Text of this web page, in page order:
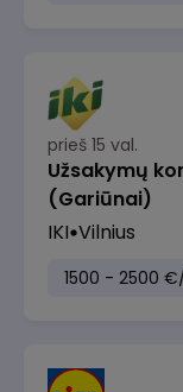
prieš 15 val.
Užsakymų
(Gariūnai)
IKI Vilnius
1500 - 2500